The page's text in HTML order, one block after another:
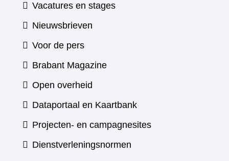
Vacatures en stages
Nieuwsbrieven
Voor de pers
Brabant Magazine(verwijst
andere
website)
Open overheid
Dataportaal en Kaartbank(verwijst
naar
Projecten- en campagnesites
Dienstverleningsnormen